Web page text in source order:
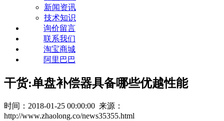
新闻资讯
技术知识
询价留言
联系我们
淘宝商城
阿里巴巴
干货:单盘补偿器具备哪些优越性能
时间：2018-01-25 00:00:00 来源：
http://www.zhaolong.co/news35355.html